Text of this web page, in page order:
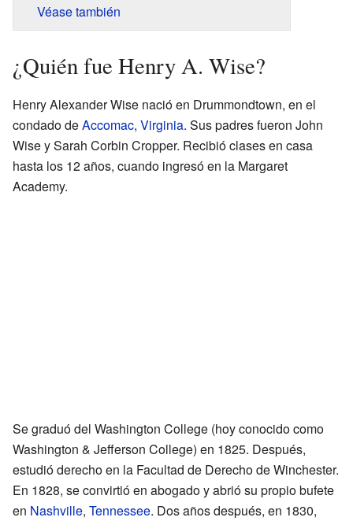
Véase también
¿Quién fue Henry A. Wise?
Henry Alexander Wise nació en Drummondtown, en el
condado deAccomac, Virginia. Sus padres fueron John
Wise y Sarah Corbin Cropper. Recibió clases en casa
hasta los 12 años, cuando ingresó en la Margaret
Academy.
Se graduó del Washington College (hoy conocido como
Washington & Jefferson College) en 1825. Después,
estudió derecho en la Facultad de Derecho de Winchester.
En 1828, se convirtió en abogado y abrió su propio bufete
en Nashville, Tennessee. Dos años después, en 1830,